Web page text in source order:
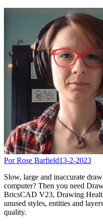
Por Rose Barfield13-2-2023
Slow, large and inaccurate
computer? Then you need
BricsCAD V23, Drawing
unused styles, entities and
quality.